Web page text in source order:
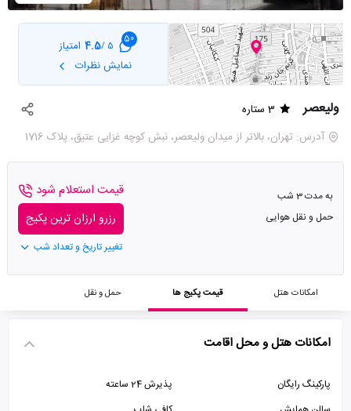
50
5 /
4.5 امتیاز
نمایش نظرات
ولیعصر
3 ستاره
آدرس: تهران، بالاتر از میدان ولیعصر، نبش کوچه غزایی عتیق، پلاک 1716
به مدت 3 شب
حمل و نقل هوایی
قیمت استعلام شود
رزرو ارزان ترین پکیج
تغییر تاریخ و تعداد شب
امکانات هتل قیمت پکیج ها حمل و نقل
امکانات هتل و محل اقامت
پارکینگ رایگان
پذیرش 24 ساعته